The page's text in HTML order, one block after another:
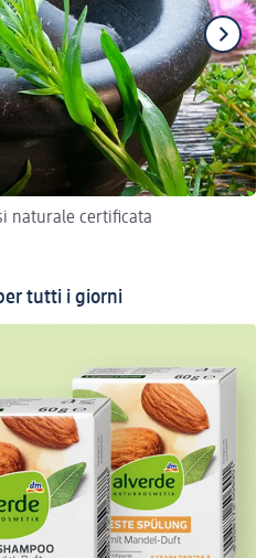
naturale certificata
tutti i giorni